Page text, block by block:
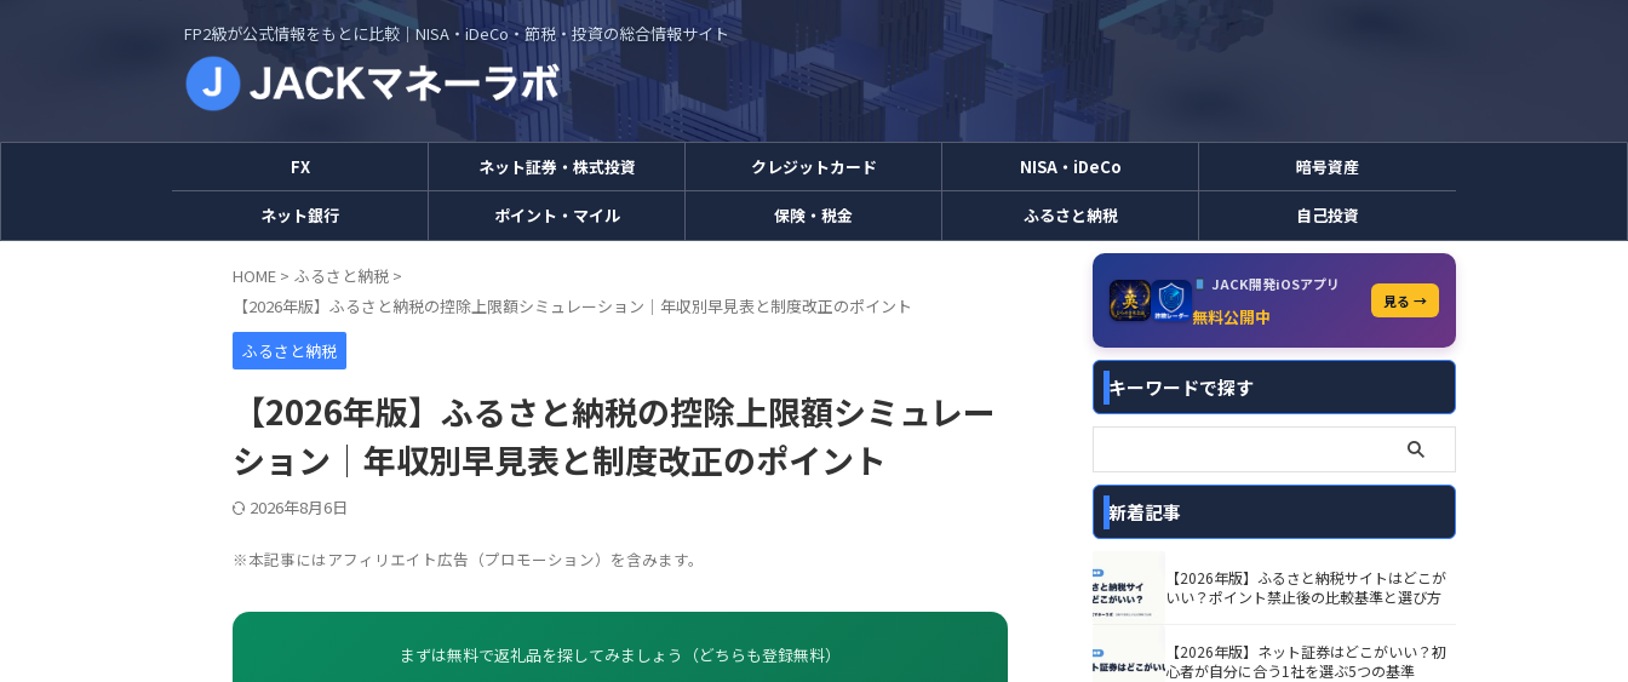
FP2級が公式情報をもとに比較｜NISA・iDeCo・節税・投資の総合情報サイト
FX ネット証券・株式投資 クレジットカード NISA・iDeCo 暗号資産
ネット銀行 ポイント・マイル 保険・税金 ふるさと納税 自己投資
HOME > ふるさと納税 >
【2026年版】ふるさと納税の控除上限額シミュレーション｜年収別早見表と制度改正のポイント
ふるさと納税
【2026年版】ふるさと納税の控除上限額シミュレー
ション｜年収別早見表と制度改正のポイント
2026年8月6日
※本記事にはアフィリエイト広告（プロモーション）を含みます。
まずは無料で返礼品を探してみましょう（どちらも登録無料）
JACK開発iOSアプリ
無料公開中
見る →
キーワードで探す
新着記事
【2026年版】ふるさと納税サイトはどこが
いい？ポイント禁止後の比較基準と選び方
【2026年版】ネット証券はどこがいい？初
心者が自分に合う1社を選ぶ5つの基準